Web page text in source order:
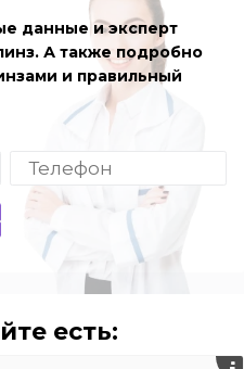
данные и эксперт
А также подробно
и правильный
есть: